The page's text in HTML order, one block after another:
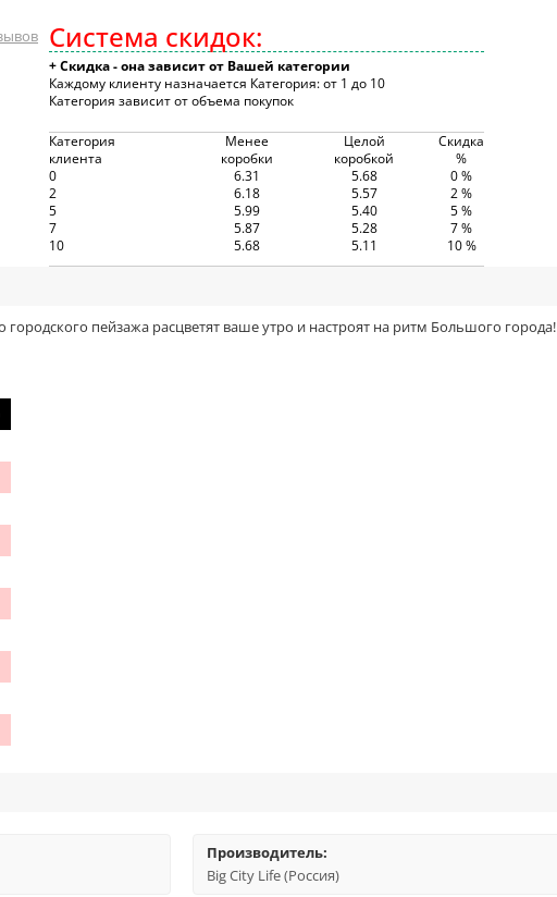
Система скидок:
+ Скидка - она зависит от Вашей категории
Каждому клиенту назначается Категория: от 1 до 10
Категория зависит от объема покупок
Категория
клиента
Менее
коробки
Целой
коробкой
Скидка
%
0
6.31 5.68
0 %
2
6.18 5.57
2 %
5
5.99 5.40
5 %
7
5.87 5.28
7 %
10
5.68 5.11 10 %
пейзажа расцветят ваше утро и настроят на ритм Большого города!
Производитель:
Big City Life (Россия)